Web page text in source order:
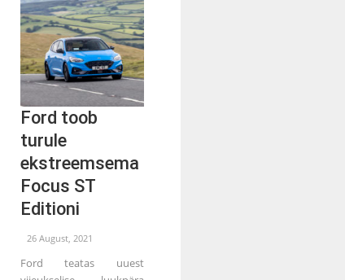
Ford toob
turule
ekstreemsema
Focus ST
Editioni
26 August, 2021
Ford teatas uuest